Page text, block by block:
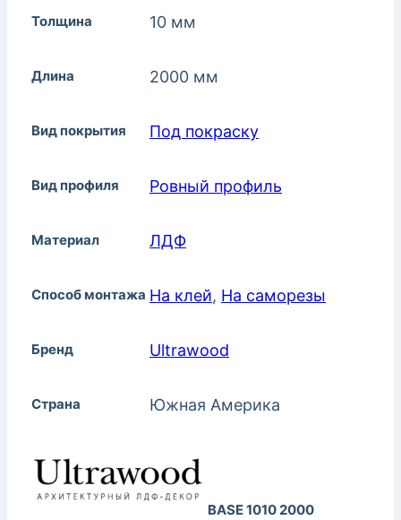
Толщина 10 мм
Длина 2000 мм
Вид покрытия Под покраску
Вид профиля Ровный профиль
Материал ЛДФ
Способ монтажа На клей, На саморезы
Бренд Ultrawood
Страна Южная Америка
BASE 1010 2000